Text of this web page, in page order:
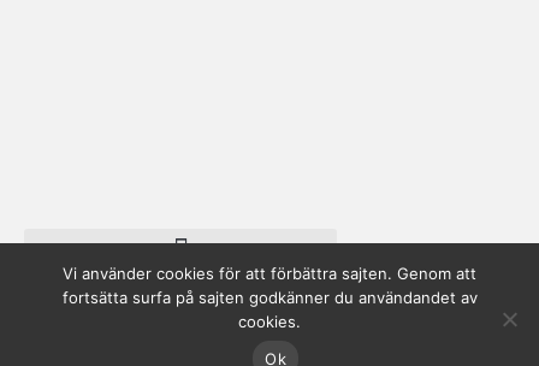
© 2025 Vertigo Arkitekter
Vi använder cookies för att förbättra sajten. Genom att
fortsätta surfa på sajten godkänner du användandet av
cookies.
Ok